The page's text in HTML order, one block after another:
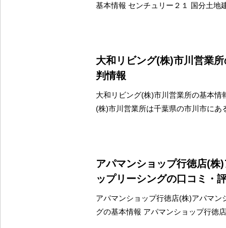
基本情報 センチュリー２１ 国分土地
大和リビング(株)市川営業
判情報
大和リビング(株)市川営業所の基本情
(株)市川営業所は千葉県の市川市にあ
アパマンショップ行徳店(株
ップリーシングの口コミ・
アパマンショップ行徳店(株)アパマン
グの基本情報 アパマンショップ行徳